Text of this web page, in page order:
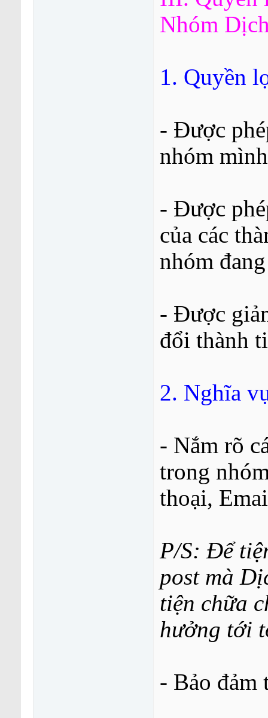
Nhóm
1. Quyền
- Được
nhóm
- Được
của các
nhóm
- Được
đổi thành
2. Nghĩa
- Nắm rõ
trong
thoại,
P/S: Để
post mà
tiện chữa
hưởng tới
- Bảo đảm